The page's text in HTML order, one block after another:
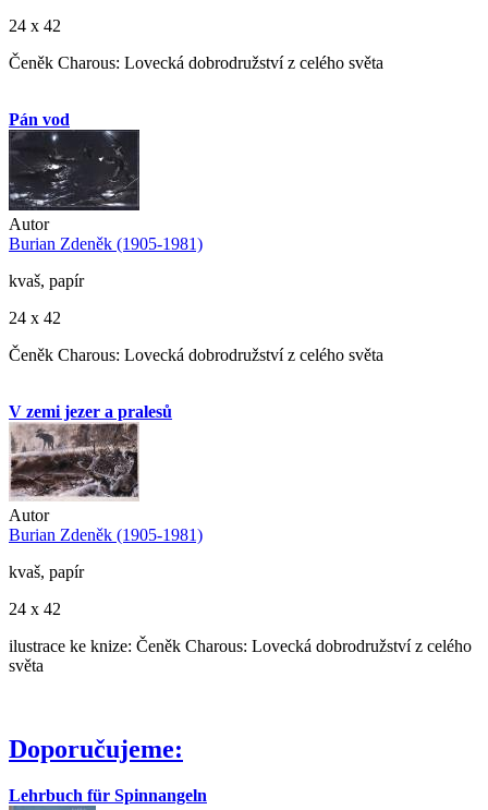
24 x 42
Čeněk Charous: Lovecká dobrodružství z celého světa
Pán vod
Autor
Burian Zdeněk (1905-1981)
kvaš, papír
24 x 42
Čeněk Charous: Lovecká dobrodružství z celého světa
V zemi jezer a pralesů
Autor
Burian Zdeněk (1905-1981)
kvaš, papír
24 x 42
ilustrace ke knize: Čeněk Charous: Lovecká dobrodružství z celého
světa
Doporučujeme:
Lehrbuch für Spinnangeln